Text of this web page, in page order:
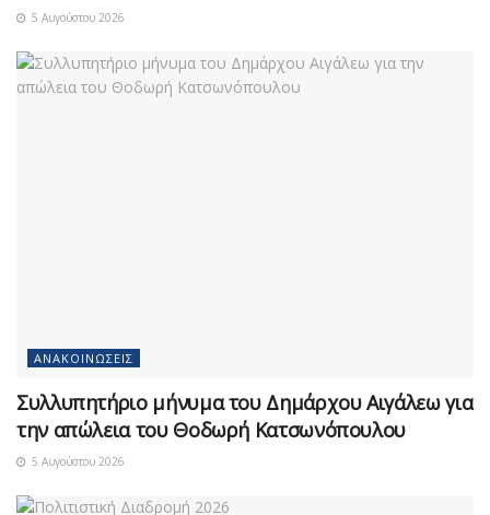
5 Αυγούστου 2026
ΑΝΑΚΟΙΝΏΣΕΙΣ
Συλλυπητήριο μήνυμα του Δημάρχου Αιγάλεω για
την απώλεια του Θοδωρή Κατσωνόπουλου
5 Αυγούστου 2026